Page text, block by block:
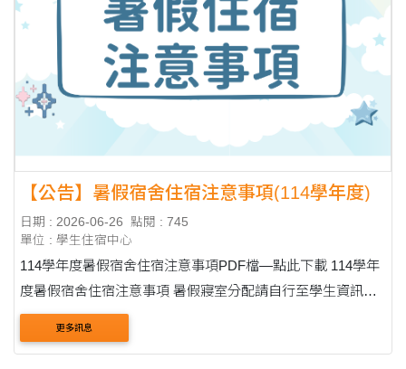
【公告】暑假宿舍住宿注意事項(114學年度)
日期 : 2026-06-26
點閱 : 745
單位 : 學生住宿中心
114學年度暑假宿舍住宿注意事項PDF檔—點此下載 114學年
度暑假宿舍住宿注意事項 暑假寢室分配請自行至學生資訊系
統查詢。完成繳費後，如於6/27後仍查詢不到住宿相關資料，
請來信洽詢：男生：cast0630@thu.edu.tw....
更多訊息